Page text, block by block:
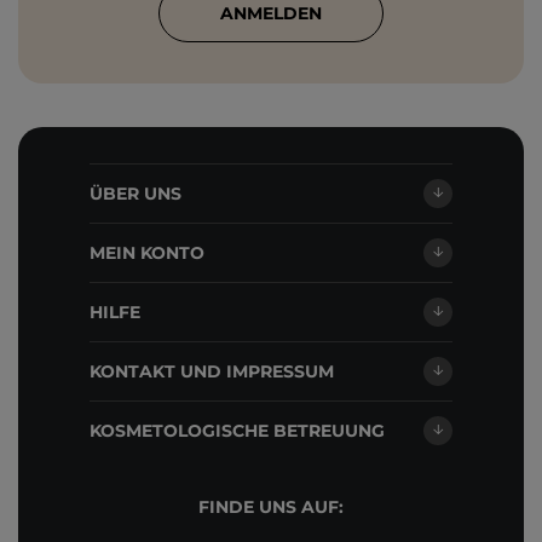
ANMELDEN
ÜBER UNS
MEIN KONTO
HILFE
KONTAKT UND IMPRESSUM
KOSMETOLOGISCHE BETREUUNG
FINDE UNS AUF: